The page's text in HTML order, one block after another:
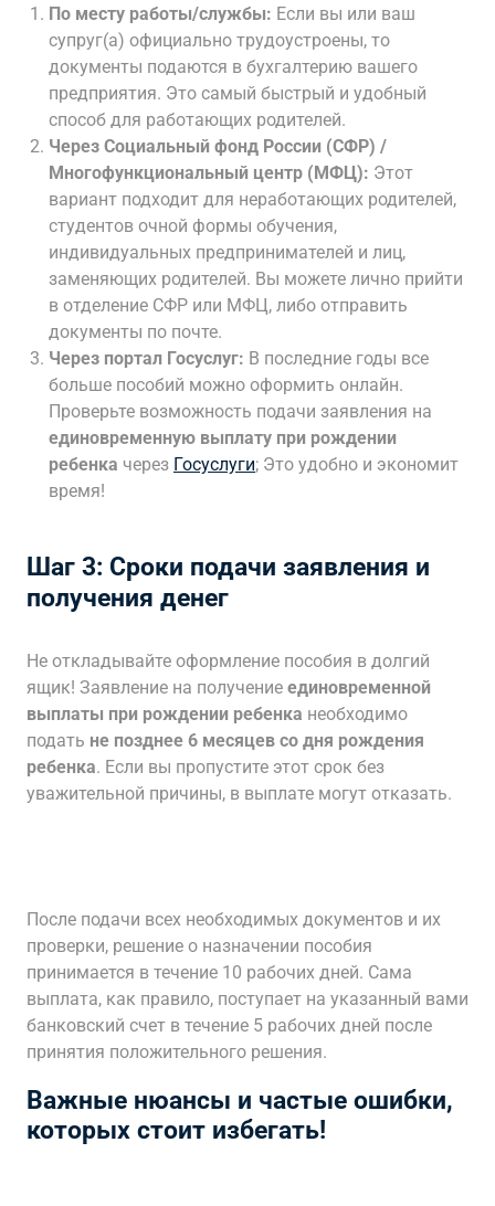
По месту работы/службы: Если вы или ваш
супруг(а) официально трудоустроены, то
документы подаются в бухгалтерию вашего
предприятия. Это самый быстрый и удобный
способ для работающих родителей.
Через Социальный фонд России (СФР) /
Многофункциональный центр (МФЦ): Этот
вариант подходит для неработающих родителей,
студентов очной формы обучения,
индивидуальных предпринимателей и лиц,
заменяющих родителей. Вы можете лично прийти
в отделение СФР или МФЦ, либо отправить
документы по почте.
Через портал Госуслуг: В последние годы все
больше пособий можно оформить онлайн.
Проверьте возможность подачи заявления на
единовременную выплату при рождении
ребенка через Госуслуги; Это удобно и экономит
время!
Шаг 3: Сроки подачи заявления и
получения денег
Не откладывайте оформление пособия в долгий
ящик! Заявление на получение единовременной
выплаты при рождении ребенка необходимо
подать не позднее 6 месяцев со дня рождения
ребенка. Если вы пропустите этот срок без
уважительной причины, в выплате могут отказать.
После подачи всех необходимых документов и их
проверки, решение о назначении пособия
принимается в течение 10 рабочих дней. Сама
выплата, как правило, поступает на указанный вами
банковский счет в течение 5 рабочих дней после
принятия положительного решения.
Важные нюансы и частые ошибки,
которых стоит избегать!